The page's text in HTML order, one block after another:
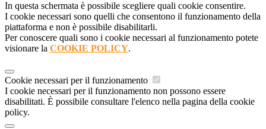
In questa schermata è possibile scegliere quali cookie consentire.
I cookie necessari sono quelli che consentono il funzionamento della
piattaforma e non è possibile disabilitarli.
Per conoscere quali sono i cookie necessari al funzionamento potete
visionare la COOKIE POLICY.
Cookie necessari per il funzionamento
I cookie necessari per il funzionamento non possono essere
disabilitati. È possibile consultare l'elenco nella pagina della cookie
policy.